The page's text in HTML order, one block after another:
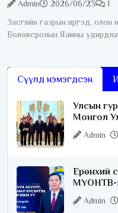
Admin 2026/06/23
1
Засгийн газрын иргэд, олон
Боловсролын Яамны удирдлагууд
Сүүлд нэмэгдсэн
Улсын
Монгол
удаагаа
Admin
Ерөнхий
МҮОНТВ-
ярилцана
Admin